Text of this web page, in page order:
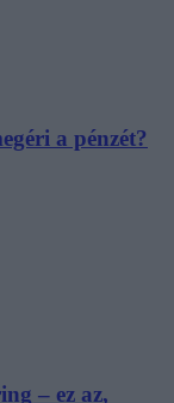
a pénzét?
– ez az,